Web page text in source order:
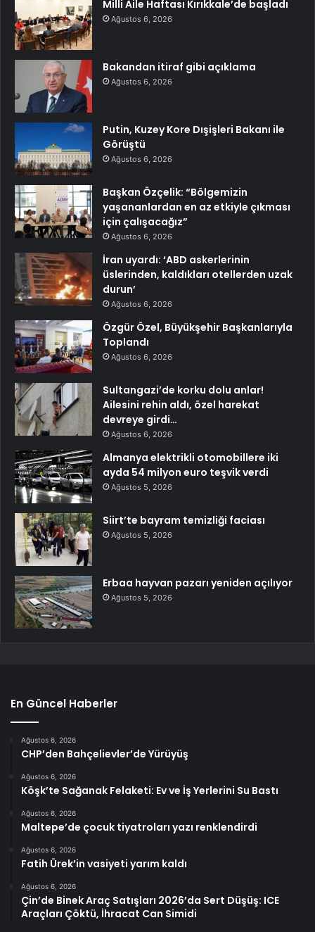
Milli Aile Haftası Kırıkkale’de başladı
Ağustos 6, 2026
Bakandan itiraf gibi açıklama
Ağustos 6, 2026
Putin, Kuzey Kore Dışişleri Bakanı ile
Görüştü
Ağustos 6, 2026
Başkan Özçelik: “Bölgemizin
yaşananlardan en az etkiyle çıkması
için çalışacağız”
Ağustos 6, 2026
İran uyardı: ‘ABD askerlerinin
üslerinden, kaldıkları otellerden uzak
durun’
Ağustos 6, 2026
Özgür Özel, Büyükşehir Başkanlarıyla
Toplandı
Ağustos 6, 2026
Sultangazi’de korku dolu anlar!
Ailesini rehin aldı, özel harekat
devreye girdi…
Ağustos 6, 2026
Almanya elektrikli otomobillere iki
ayda 54 milyon euro teşvik verdi
Ağustos 5, 2026
Siirt’te bayram temizliği faciası
Ağustos 5, 2026
Erbaa hayvan pazarı yeniden açılıyor
Ağustos 5, 2026
En Güncel Haberler
Ağustos 6, 2026
CHP’den Bahçelievler’de Yürüyüş
Ağustos 6, 2026
Köşk’te Sağanak Felaketi: Ev ve İş Yerlerini Su Bastı
Ağustos 6, 2026
Maltepe’de çocuk tiyatroları yazı renklendirdi
Ağustos 6, 2026
Fatih Ürek’in vasiyeti yarım kaldı
Ağustos 6, 2026
Çin’de Binek Araç Satışları 2026’da Sert Düşüş: ICE
Araçları Çöktü, İhracat Can Simidi